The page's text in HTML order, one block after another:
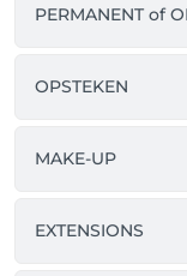
PERMANENT of
OPSTEKEN
MAKE-UP
EXTENSIONS